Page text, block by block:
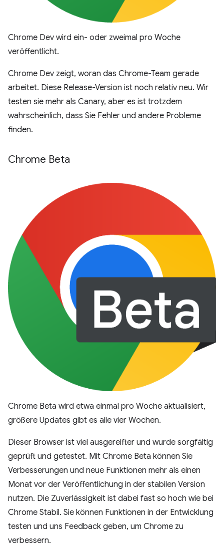
Chrome Dev wird ein- oder zweimal pro Woche
veröffentlicht.
Chrome Dev zeigt, woran das Chrome-Team gerade
arbeitet. Diese Release-Version ist noch relativ neu. Wir
testen sie mehr als Canary, aber es ist trotzdem
wahrscheinlich, dass Sie Fehler und andere Probleme
finden.
Chrome Beta
Chrome Beta wird etwa einmal pro Woche aktualisiert,
größere Updates gibt es alle vier Wochen.
Dieser Browser ist viel ausgereifter und wurde sorgfältig
geprüft und getestet. Mit Chrome Beta können Sie
Verbesserungen und neue Funktionen mehr als einen
Monat vor der Veröffentlichung in der stabilen Version
nutzen. Die Zuverlässigkeit ist dabei fast so hoch wie bei
Chrome Stabil. Sie können Funktionen in der Entwicklung
testen und uns Feedback geben, um Chrome zu
verbessern.